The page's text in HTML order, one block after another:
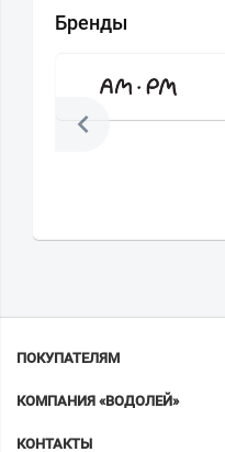
Бренды
ПОКУПАТЕЛЯМ
КОМПАНИЯ «ВОДОЛЕЙ»
КОНТАКТЫ